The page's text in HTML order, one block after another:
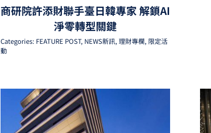
商研院許添財聯手臺日韓專家 解鎖AI
淨零轉型關鍵
Categories: FEATURE POST, NEWS新訊, 理財專欄, 限定活
動